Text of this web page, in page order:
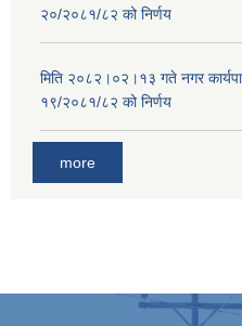
२०/२०८१/८२ को निर्णय
मिति २०८२।०२।१३ गते नगर
१९/२०८१/८२ को निर्णय
more